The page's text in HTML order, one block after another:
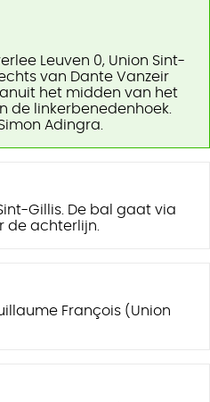
Leuven 0, Union Sint-
van Dante Vanzeir
het midden van het
de linkerbenedenhoek.
Adingra.
Gillis. De bal gaat via
de achterlijn.
François (Union